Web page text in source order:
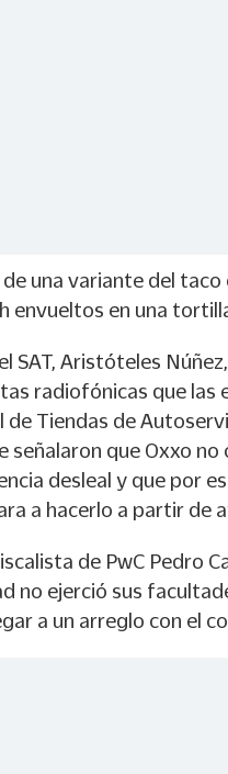
una variante del
envueltos en una
SAT, Aristóteles
radiofónicas que las
de Tiendas de
señalaron que Oxxo
desleal y que por
a hacerlo a partir de
de PwC Pedro
no ejerció sus
a un arreglo con el